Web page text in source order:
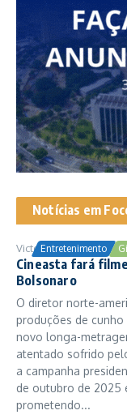
Notícias em
Entretenimento
Victor Samuel 24/
Cineasta fará
Bolsonaro
O diretor norte-
produções de
novo longa-
atentado sofrido
a campanha
de outubro de 2025
prometendo...